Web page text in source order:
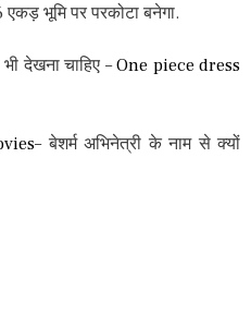
भूमि पर परकोटा बनेगा.
देखना चाहिए –One piece dress
– बेशर्म अभिनेत्री के नाम से क्यों